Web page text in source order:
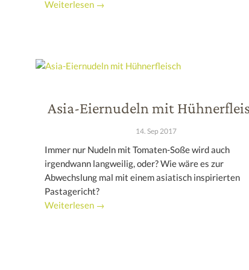
Weiterlesen →
Asia-Eiernudeln mit
14. Sep 2017
Immer nur Nudeln mit Tomaten-Soße wird auch
irgendwann langweilig, oder? Wie wäre es zur
Abwechslung mal mit einem asiatisch inspirierten
Pastagericht?
Weiterlesen →